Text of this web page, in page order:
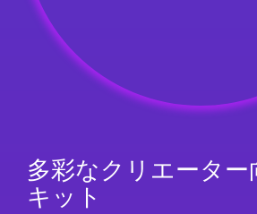
多彩なクリエーター
キット